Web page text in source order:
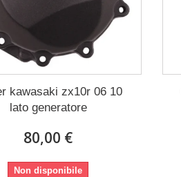
kawasaki zx10r 06 10
lato generatore
80,00 €
Non disponibile